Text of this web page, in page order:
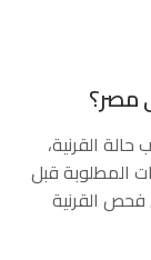
مصر؟
القرنية،
المطلوبة قبل
فحص القرنية